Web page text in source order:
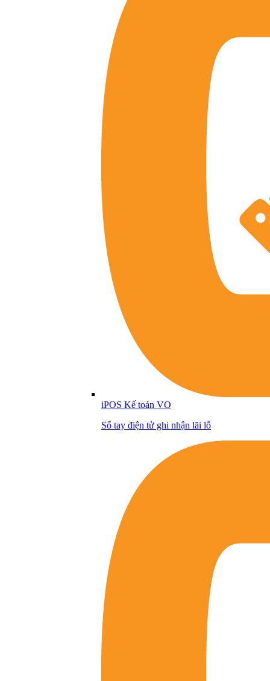
iPOS Kế toán VO
Sổ tay điện tử ghi nhận lãi lỗ